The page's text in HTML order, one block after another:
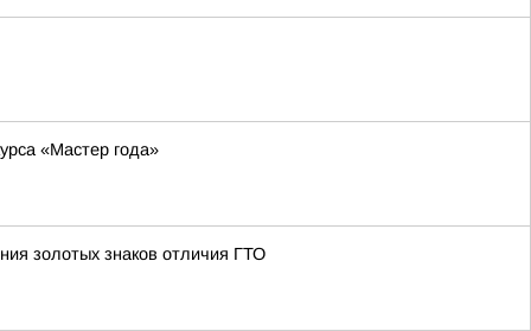
«Мастер года»
золотых знаков отличия ГТО